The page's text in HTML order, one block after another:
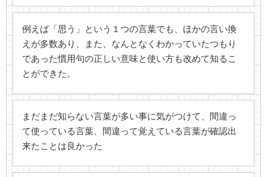
例えば「思う」という１つの言葉でも、ほかの言い換
えが多数あり、また、なんとなくわかっていたつもり
であった慣用句の正しい意味と使い方も改めて知るこ
とができた。
まだまだ知らない言葉が多い事に気がつけて、間違っ
て使っている言葉、間違って覚えている言葉が確認出
来たことは良かった